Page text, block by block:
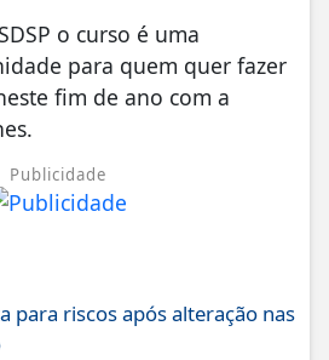
o curso é uma
para quem quer fazer
fim de ano com a
Publicidade
para riscos após alteração nas